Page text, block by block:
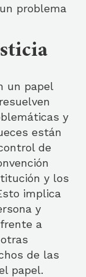
problema
un papel
y
están
de
y los
implica
y
a
de las
papel.